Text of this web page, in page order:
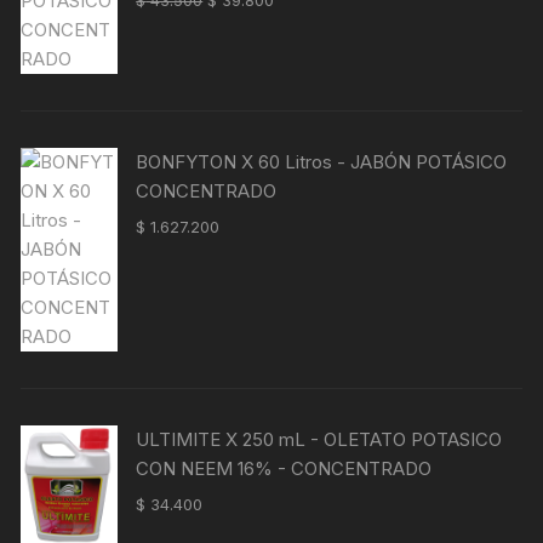
con 4.00
BONFYTON X 60 Litros - JABÓN POTÁSICO
CONCENTRADO
$ 1.627.200
ULTIMITE X 250 mL - OLETATO POTASICO
CON NEEM 16% - CONCENTRADO
$ 34.400